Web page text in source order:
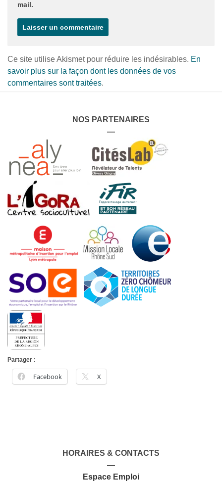
mail.
Ce site utilise Akismet pour réduire les indésirables. En
savoir plus sur la façon dont les données de vos
commentaires sont traitées.
NOS PARTENAIRES
—
Partager :
Facebook X
HORAIRES & CONTACTS
—
Espace Emploi